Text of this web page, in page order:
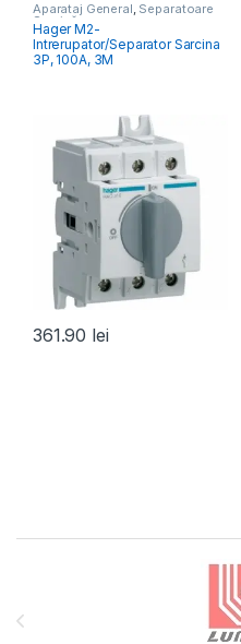
Aparataj General, Separatoare
Sarcină
Hager M2-
Intrerupator/Separator Sarcina
3P, 100A, 3M
361.90 lei